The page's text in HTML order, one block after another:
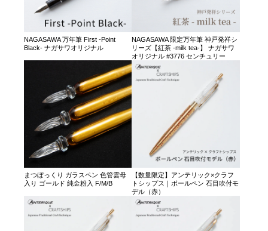
NAGASAWA 万年筆 First -Point
Black- ナガサワオリジナル
NAGASAWA 限定万年筆 神戸発祥シ
リーズ【紅茶 -milk tea-】 ナガサワ
オリジナル #3776 センチュリー
まつぼっくり ガラスペン 色管雲母
入り ゴールド 純金粉入 F/M/B
【数量限定】アンテリック×クラフ
トシップス｜ボールペン 石目吹付モ
デル（赤）